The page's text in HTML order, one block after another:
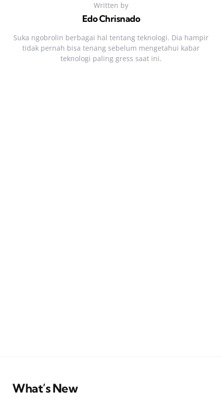
Written by
Edo Chrisnado
Suka ngobrolin berbagai hal tentang teknologi. Dia hampir
tidak pernah bisa tenang sebelum mengetahui kabar
teknologi paling gress saat ini.
What’s New